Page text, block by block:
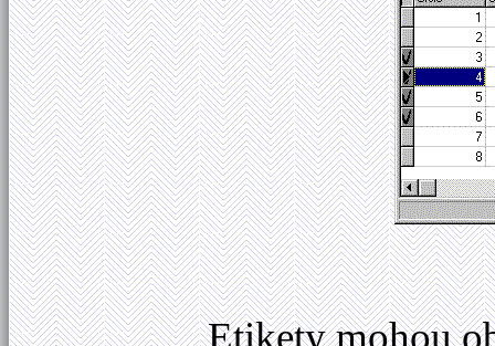
Etikety mohou